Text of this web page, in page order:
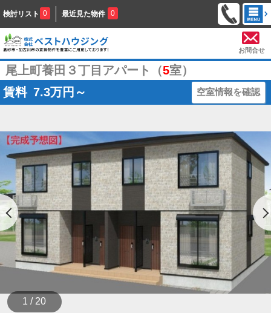
検討リスト 0 最近見た物件 0
お問合せ
尾上町養田３丁目アパート（5室）
賃料 7.3万円～ 空室情報を確認
1 / 20